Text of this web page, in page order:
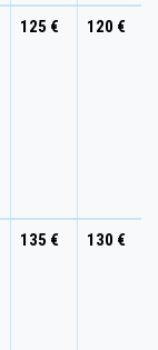
125 € 120 €
135 € 130 €